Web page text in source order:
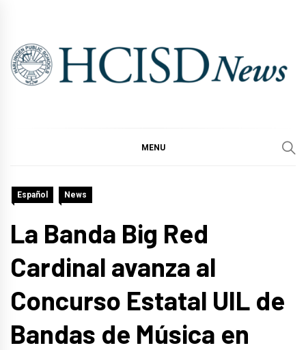
content
MENU
Español News
La Banda Big Red
Cardinal avanza al
Concurso Estatal UIL de
Bandas de Música en